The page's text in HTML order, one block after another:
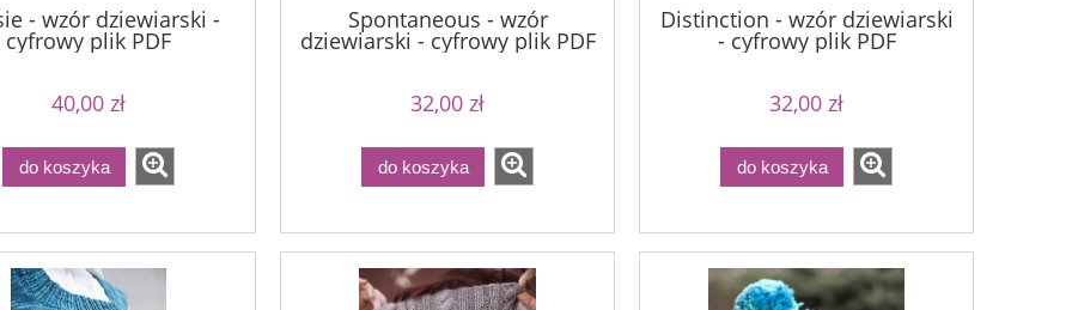
- wzór dziewiarski -
cyfrowy plik PDF
40,00 zł
do koszyka
Spontaneous - wzór
dziewiarski - cyfrowy plik PDF
32,00 zł
do koszyka
Distinction - wzór dziewiarski
- cyfrowy plik PDF
32,00 zł
do koszyka